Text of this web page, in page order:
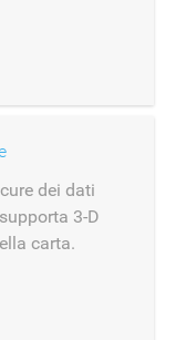
dei dati
3-D
carta.